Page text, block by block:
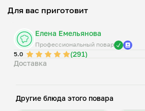
Для вас приготовит
Елена Емельянова
Профессиональный повар
5.0
(291)
Доставка
Другие блюда этого повара